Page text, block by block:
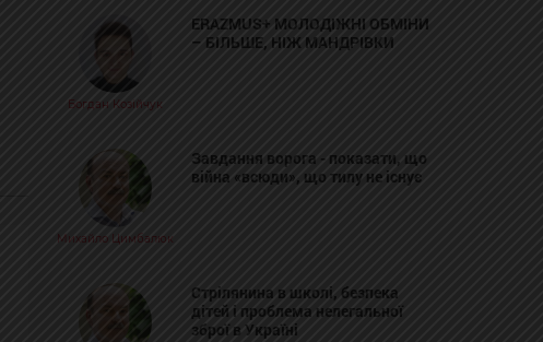
Богдан Козійчук
ERAZMUS+ МОЛОДІЖНІ ОБМІНИ
– БІЛЬШЕ, НІЖ МАНДРІВКИ
Михайло Цимбалюк
Завдання ворога - показати, що
війна «всюди», що тилу не існує
Стрілянина в школі, безпека
дітей і проблема нелегальної
зброї в Україні